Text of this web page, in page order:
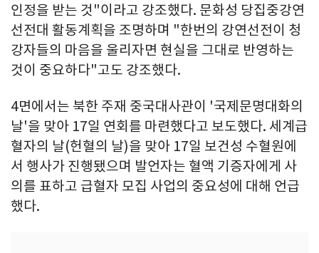
인정을 받는 것"이라고 강조했다. 문화성 당집중강연
선전대 활동계획을 조명하며 "한번의 강연선전이 청
강자들의 마음을 울리자면 현실을 그대로 반영하는
것이 중요하다"고도 강조했다.
4면에서는 북한 주재 중국대사관이 '국제문명대화의
날'을 맞아 17일 연회를 마련했다고 보도했다. 세계급
혈자의 날(헌혈의 날)을 맞아 17일 보건성 수혈원에
서 행사가 진행됐으며 발언자는 혈액 기증자에게 사
의를 표하고 급혈자 모집 사업의 중요성에 대해 언급
했다.